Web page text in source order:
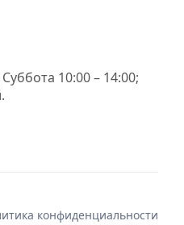
10:00 – 14:00;
конфиденциальности